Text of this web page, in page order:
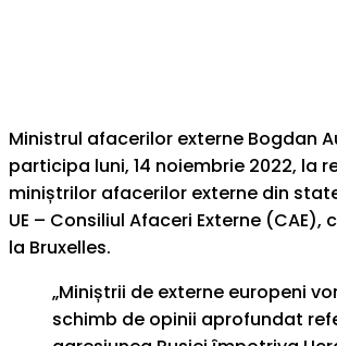
Ministrul afacerilor externe Bogdan
participa luni, 14 noiembrie 2022, la
miniștrilor afacerilor externe din
UE – Consiliul Afaceri Externe (CAE),
la Bruxelles.
„Miniștrii de externe europeni
schimb de opinii aprofundat